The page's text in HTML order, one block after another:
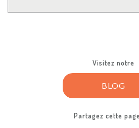
Visitez notre
BLOG
Partagez cette